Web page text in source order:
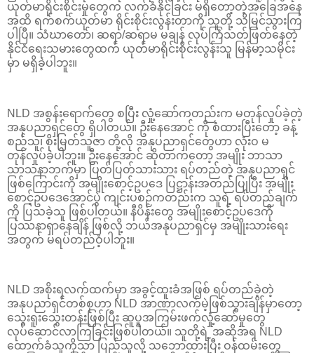
ယုတ်မာရိုင်းစိုင်းမှုတွေက လက်ခံနိုင်ခြင်း မရှိတော့တဲ့အခြေအနေ
အထိ ရက်စက်ယုတ်မာ ရိုင်းစိုင်းလွန်းတာကို သူတို့ သိမြင်သွားကြ
ပါပြီ။ သံဃာတော်၊ ဆရာ/ဆရာမ မချန် လုပ်ကြံသတ်ဖြတ်နေတဲ့
နိုင်ငံရေးသမားတွေထက် ယုတ်မာရိုင်းစိုင်းလွန်းသူ မြန်မာ့သမိုင်း
မှာ မရှိခဲ့ပါဘူး။
NLD အစွန်းရောက်တွေ စပြီး လှုံ့ဆော်ကတည်းက မတုန်လှုပ်ခဲ့တဲ့
အနုပညာရှင်တွေ ရှိပါတယ်။ ဦးနေအောင် ကို စံထားပြီးတော့ ခန့်
စည်သူ၊ စိုးမြတ်သူဇာ တို့လို အနုပညာရှင်တွေဟာ လုံးဝ မ
တုန်လှုပ်ခဲ့ပါဘူး။ ဦးနေအောင် ဆိုတာကတော့ အမျိုး ဘာသာ
သာသနာဘက်မှာ ပြတ်ပြတ်သားသား ရပ်တည်တဲ့ အနုပညာရှင်
ဖြစ်ကြောင်းကို အမျိုးစောင့်ဥပဒေ ပြဋ္ဌာန်းအတည်ပြုပြီး အမျိုး
စောင့်ဥပဒေအောင်ပွဲ ကျင်းပစဉ်ကတည်းက သူရဲ့ ရပ်တည်ချက်
ကို ပြသခဲ့သူ ဖြစ်ပါတယ်။ နီပိန်းတွေ အမျိုးစောင့်ဥပဒေကို
ပြဿနာရှာနေချိန် ဖြစ်လို့ ဘယ်အနုပညာရှင်မှ အမျိုးသားရေး
အတွက် မရပ်တည်ဝံ့ပါဘူး။
NLD အစိုးရလက်ထက်မှာ အခွင့်ထူးခံအဖြစ် ရပ်တည်ခဲ့တဲ့
အနုပညာရှင်တစ်စုဟာ NLD အာဏာလက်မဲ့ဖြစ်သွားချိန်မှာတော့
သွေးရူးသွေးတန်းဖြစ်ပြီး ဆူပူအကြမ်းဖက်လှုံ့ဆော်မှုတွေ
လုပ်ဆောင်လာကြခြင်းဖြစ်ပါတယ်။ သူတို့ရဲ့ အဆိုအရ NLD
ထောက်ခံသူကိုသာ ပြည်သူလို့ သဘောထားပြီး ဝန်ထမ်းတွေ